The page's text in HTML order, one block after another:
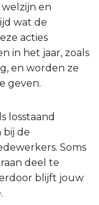
en
wat de
acties
in het jaar, zoals
en worden ze
geven.
losstaand
bij de
Soms
deel te
blijft jouw